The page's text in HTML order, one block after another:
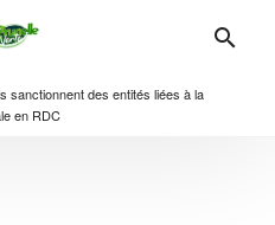
sanctionnent des entités liées à la
en RDC